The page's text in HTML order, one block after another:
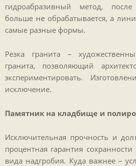
гидроабразивный метод,
больше не обрабатывается, а
самые разные формы.
Резка гранита –
гранита, позволяющий
экспериментировать.
исключение.
Памятник на кладбище и
Исключительная прочность и
процентная гарантия
вида надгробия. Куда важнее –